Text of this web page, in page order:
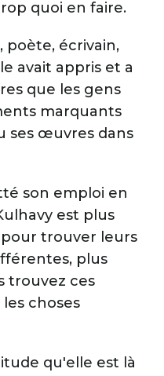
quoi en faire.
poète, écrivain,
avait appris et a
que les gens
marquants
ses œuvres dans
son emploi en
est plus
trouver leurs
plus
trouvez ces
choses
qu'elle est là